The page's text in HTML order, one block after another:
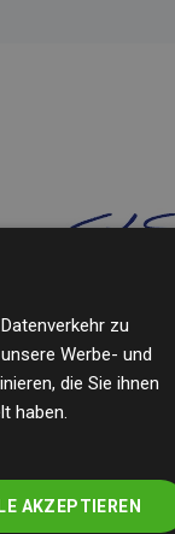
Initiative
zu
Werbe- und
die Sie ihnen
haben.
AKZEPTIEREN